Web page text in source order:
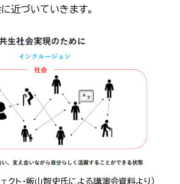
近づいていきます。
クト・飯山智史氏による講演会資料より）